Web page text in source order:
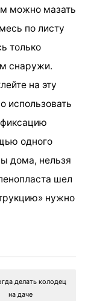
можно мазать
по листу
только
снаружи.
на эту
использовать
одного
дома, нельзя
шел
нужно
делать колодец
на даче